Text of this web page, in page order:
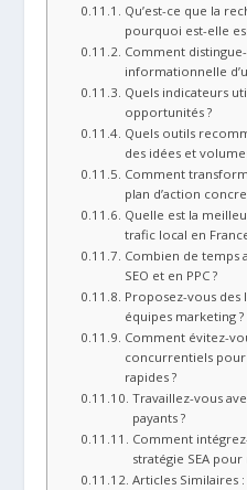
Qu’est-ce que la
pourquoi est-elle
Comment
informationnelle
Quels indicateurs
opportunités ?
Quels outils
des idées et
Comment
plan d’action
Quelle est la
trafic local en
Combien de temps
SEO et en PPC ?
Proposez-vous des
équipes marketing ?
Comment évitez-
concurrentiels
rapides ?
Travaillez-vous
payants ?
Comment
stratégie SEA pour
Articles Similaires :